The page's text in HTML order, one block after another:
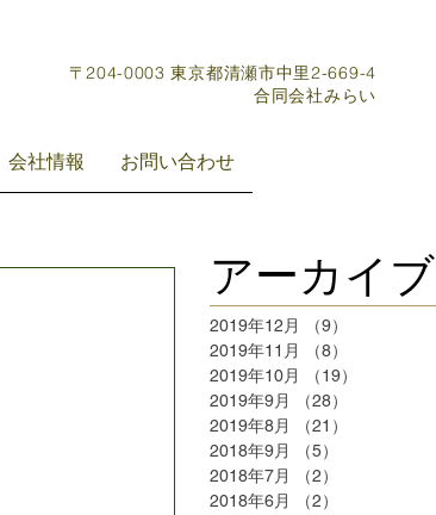
〒204-0003 東京都清瀬市中里2-669-4
​合同会社みらい
会社情報 お問い合わせ
アーカイブ
2019年12月 （9）
2019年11月
（8）
2019年10月
（19）
2019年9月
（28）
2019年8月
（21）
2018年9月
（5）
2018年7月
（2）
2018年6月
（2）